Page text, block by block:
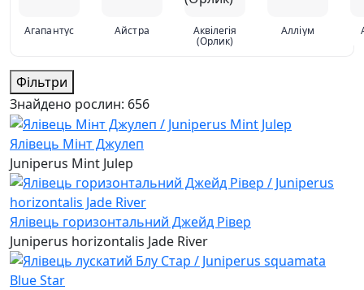
Агапантус Айстра Аквілегія
(Орлик)
Алліум
Фільтри
Знайдено рослин: 656
Ялівець Мінт Джулеп
Juniperus Mint Julep
Ялівець горизонтальний Джейд Рівер
Juniperus horizontalis Jade River